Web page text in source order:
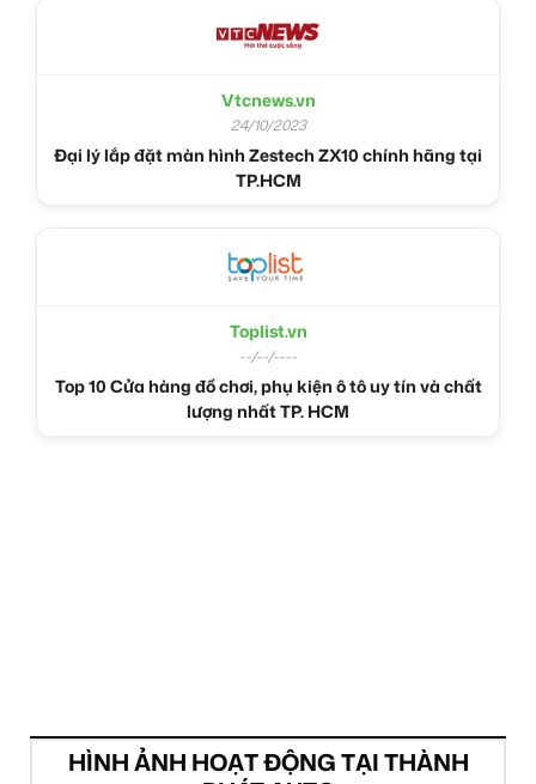
Vtcnews.vn
24/10/2023
Đại lý lắp đặt màn hình Zestech ZX10 chính hãng tại
TP.HCM
Toplist.vn
--/--/----
Top 10 Cửa hàng đồ chơi, phụ kiện ô tô uy tín và chất
lượng nhất TP. HCM
HÌNH ẢNH HOẠT ĐỘNG TẠI THÀNH